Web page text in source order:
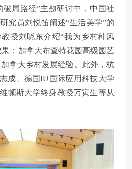
破局路径”主题研讨中，中国社
究员刘悦笛阐述“生活美学”的
授刘晓东介绍“我为乡村种风
；加拿大布查特花园高级园艺
拿大乡村发展经验。此外，杭
成、德国IU国际应用科技大学
顿斯大学终身教授万寅生等从